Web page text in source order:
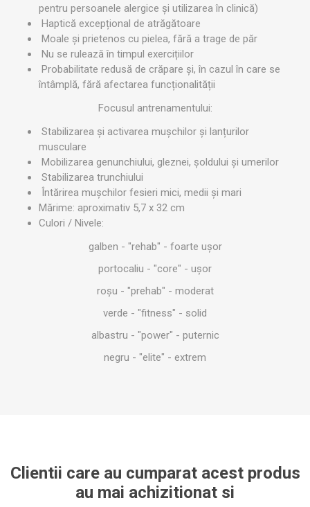
pentru persoanele alergice și utilizarea în clinică)
Haptică excepțional de atrăgătoare
Moale și prietenos cu pielea, fără a trage de păr
Nu se rulează în timpul exercițiilor
Probabilitate redusă de crăpare și, în cazul în care se
întâmplă, fără afectarea funcționalității
Focusul antrenamentului:
Stabilizarea și activarea mușchilor și lanțurilor
musculare
Mobilizarea genunchiului, gleznei, șoldului și umerilor
Stabilizarea trunchiului
Întărirea mușchilor fesieri mici, medii și mari
Mărime: aproximativ 5,7 x 32 cm
Culori / Nivele:
galben - "rehab" - foarte ușor
portocaliu - "core" - ușor
roșu - "prehab" - moderat
verde - "fitness" - solid
albastru - "power" - puternic
negru - "elite" - extrem
Clientii care au cumparat acest produs
au mai achizitionat si